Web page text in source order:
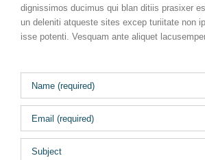
dignissimos ducimus qui blan ditiis prasixer
un deleniti atqueste sites excep turiitate non
isse potenti. Vesquam ante aliquet